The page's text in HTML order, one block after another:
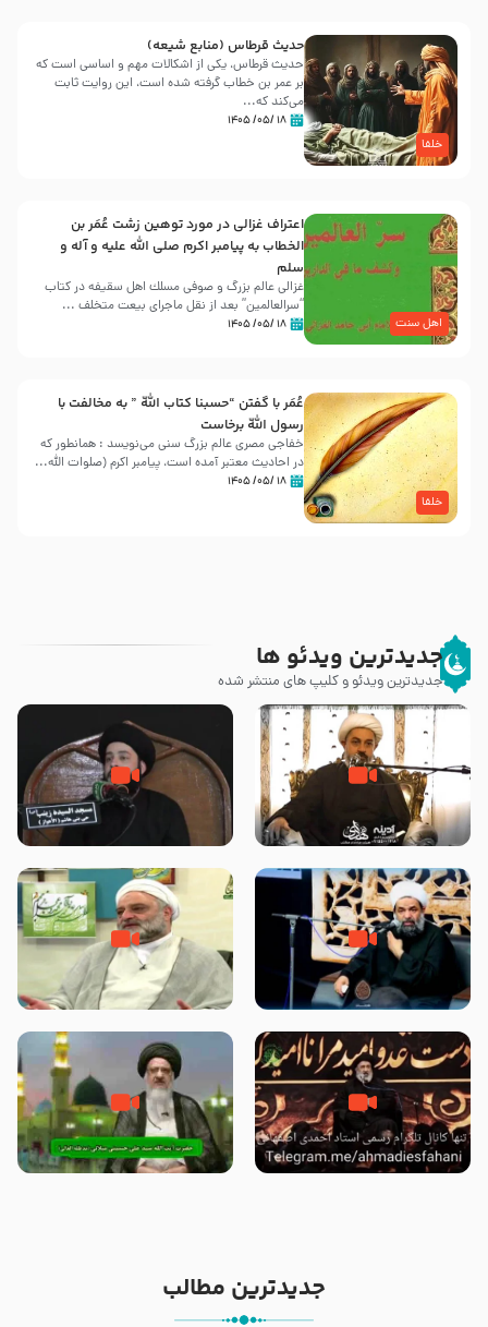
خلفا
حدیث قرطاس (منابع شیعه)
حدیث قرطاس، یکی از اشکالات مهم و اساسی است که
بر عمر بن خطاب گرفته شده است، این روایت ثابت
می‌کند که...
۱۸ /۰۵/ ۱۴۰۵
اهل سنت
اعتراف غزالی در مورد توهین زشت عُمَر بن
الخطاب به پیامبر اکرم صلی الله علیه و آله و
سلم
غزالی عالم بزرگ و صوفی مسلك اهل سقيفه در کتاب
“سرالعالمین” بعد از نقل ماجرای بیعت متخلف ...
۱۸ /۰۵/ ۱۴۰۵
خلفا
عُمَر با گفتن “حسبنا كتاب اللّه ” به مخالفت با
رسول اللّه برخاست
خفاجی مصری عالم بزرگ سنی می‌نویسد : همانطور که
در احادیث معتبر آمده است، پیامبر اکرم (صلوات اللّه...
۱۸ /۰۵/ ۱۴۰۵
جدیدترین ویدئو ها
جدیدترین ویدئو و کلیپ های منتشر شده
چه کسانی پیامبر صلی الله علیه و
آله را مسموم کردند ؟ – حجت
رزیة الخمیس و اهانت برخی صحابه
به پیامبر اکرم (ص) چه اتفاقی رخ
بیرون انداختند ؟!!!!! – سید محمد
موسوی
رحلت یا شهادت پیامبر (صلی الله
علیه و آله) ؟ – حجت الاسلام
علت برتری پیامبر اسلام بر سایر
پیامبران از زبان امیرالمؤمنین
خیانت و جفا به پیامبر با بکار بردن
کلمه رحلت بجای شهادت – حجت
آیا پیامبر اکرم صلی الله علیه وآله
بدون وصیت از دنیا رفته ‌اند؟ – آیت
جدیدترین مطالب